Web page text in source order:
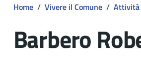
Home / Vivere il Comune / Attività
Barbero